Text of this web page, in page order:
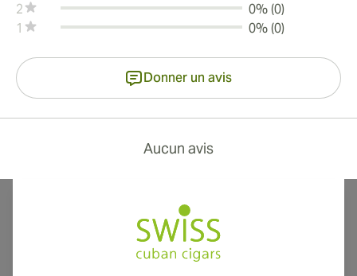
2
0% (0)
1
0% (0)
Donner un avis
Aucun avis